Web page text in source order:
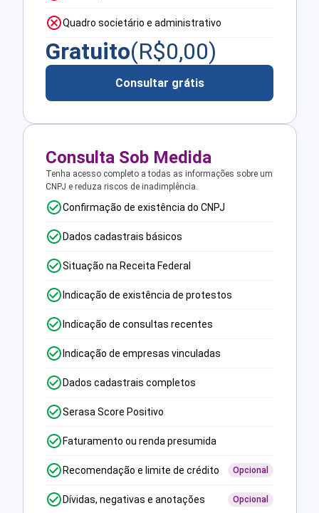
Quadro societário e administrativo
Gratuito(R$0,00)
Consultar grátis
Consulta Sob Medida
Tenha acesso completo a todas as informações sobre um
CNPJ e reduza riscos de inadimplência.
Confirmação de existência do CNPJ
Dados cadastrais básicos
Situação na Receita Federal
Indicação de existência de protestos
Indicação de consultas recentes
Indicação de empresas vinculadas
Dados cadastrais completos
Serasa Score Positivo
Faturamento ou renda presumida
Recomendação e limite de crédito Opcional
Dívidas, negativas e anotações Opcional